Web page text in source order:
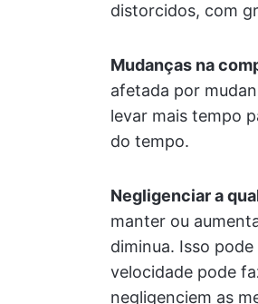
distorcidos, com
Mudanças na
afetada por
levar mais tempo
do tempo.
Negligenciar a
manter ou
diminua. Isso
velocidade pode
negligenciem as